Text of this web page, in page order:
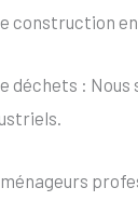
construction
déchets :